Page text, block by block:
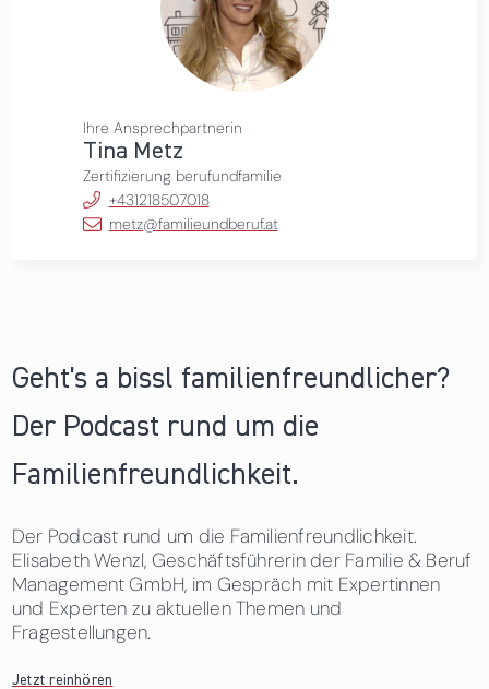
Ihre Ansprechpartnerin
Tina Metz
Zertifizierung berufundfamilie
+431218507018
metz@familieundberuf.at
Geht's a bissl familienfreundlicher?
Der Podcast rund um die
Familienfreundlichkeit.
Der Podcast rund um die Familienfreundlichkeit.
Elisabeth Wenzl, Geschäftsführerin der Familie & Beruf
Management GmbH, im Gespräch mit Expertinnen
und Experten zu aktuellen Themen und
Fragestellungen.
Jetzt reinhören